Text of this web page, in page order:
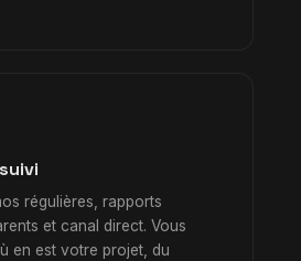
régulières, rapports
et canal direct. Vous
en est votre projet, du